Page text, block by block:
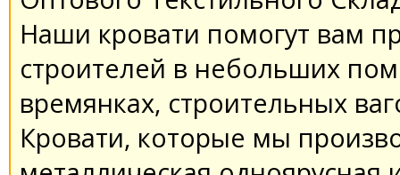
Наши кровати помогут вам
строителей в небольших
времянках, строительных
Кровати, которые мы